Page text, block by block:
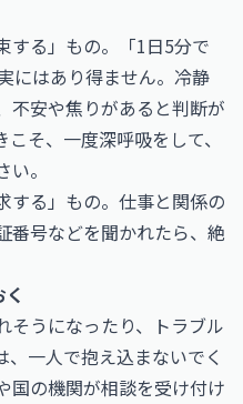
する」もの。「1日5分で
にはあり得ません。冷静
不安や焦りがあると判断が
そ、一度深呼吸をして、
。
する」もの。仕事と関係の
番号などを聞かれたら、絶
そうになったり、トラブル
、一人で抱え込まないでく
国の機関が相談を受け付け